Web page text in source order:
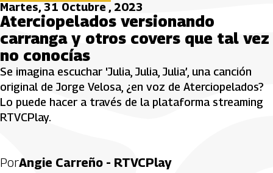
Martes, 31 Octubre , 2023
Aterciopelados versionando
carranga y otros covers que tal vez
no conocías
Se imagina escuchar 'Julia, Julia, Julia’, una canción
original de Jorge Velosa, ¿en voz de Aterciopelados?
Lo puede hacer a través de la plataforma streaming
RTVCPlay.
PorAngie Carreño - RTVCPlay